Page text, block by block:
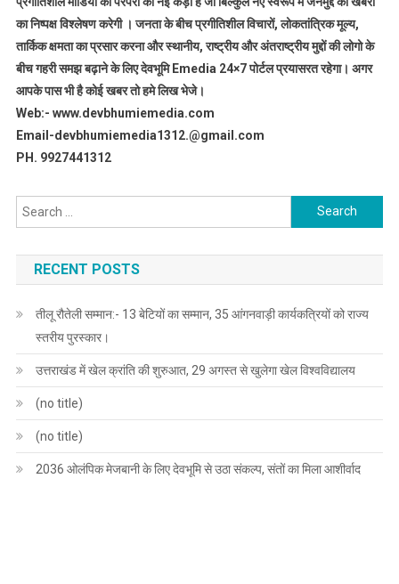
का निष्पक्ष विश्लेषण करेगी । जनता के बीच प्रगीतिशील विचारों, लोकतांत्रिक मूल्य,
तार्किक क्षमता का प्रसार करना और स्थानीय, राष्ट्रीय और अंतराष्ट्रीय मुद्दों की लोगो के
बीच गहरी समझ बढ़ाने के लिए देवभूमि Emedia 24×7 पोर्टल प्रयासरत रहेगा। अगर
आपके पास भी है कोई खबर तो हमे लिख भेजे।
Web:- www.devbhumiemedia.com
Email-devbhumiemedia1312.@gmail.com
PH. 9927441312
Search
for:
RECENT POSTS
तीलू रौतेली सम्मान:- 13 बेटियों का सम्मान, 35 आंगनवाड़ी कार्यकत्रियों को राज्य
स्तरीय पुरस्कार।
उत्तराखंड में खेल क्रांति की शुरुआत, 29 अगस्त से खुलेगा खेल विश्वविद्यालय
(no title)
(no title)
2036 ओलंपिक मेजबानी के लिए देवभूमि से उठा संकल्प, संतों का मिला आशीर्वाद